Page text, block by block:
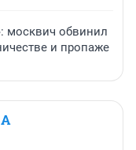
москвич обвинил
и пропаже